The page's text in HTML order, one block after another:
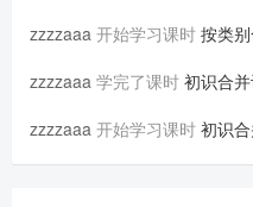
zzzzaaa 开始学习课时 按类
zzzzaaa 学完了课时 初识合
zzzzaaa 开始学习课时 初识